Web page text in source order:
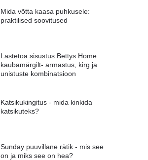
Mida võtta kaasa puhkusele:
praktilised soovitused
Lastetoa sisustus Bettys Home
kaubamärgilt- armastus, kirg ja
unistuste kombinatsioon
Katsikukingitus - mida kinkida
katsikuteks?
Sunday puuvillane rätik - mis see
on ja miks see on hea?